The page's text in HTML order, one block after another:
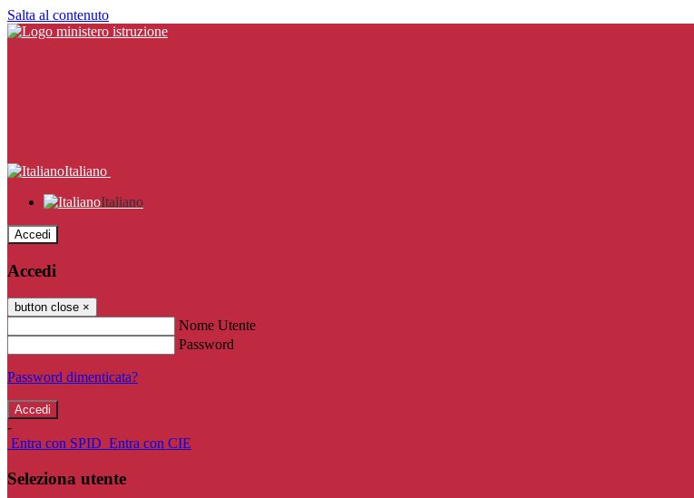
Salta al contenuto
Italiano
Italiano
Accedi
Accedi
button close ×
Nome Utente
Password
Password dimenticata?
-
Entra con SPID Entra con CIE
Seleziona utente